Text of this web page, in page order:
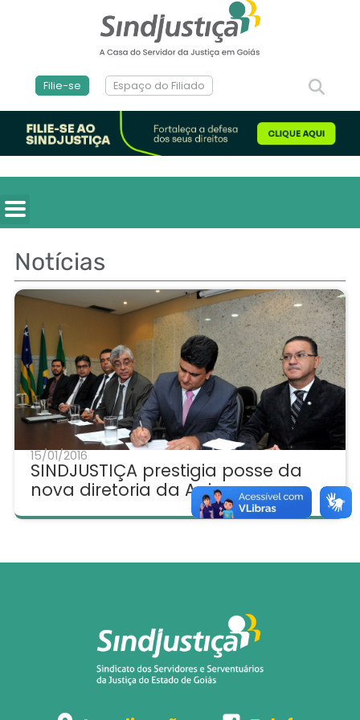
Filie-se Espaço do Filiado
Notícias
15/01/2016
SINDJUSTIÇA prestigia posse da
nova diretoria da Aojusgo